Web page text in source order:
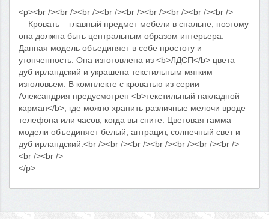
<p><br /><br /><br /><br /><br /><br /><br /><br /><br />
Кровать – главный предмет мебели в спальне, поэтому
она должна быть центральным образом интерьера.
Данная модель объединяет в себе простоту и
утонченность. Она изготовлена из <b>ЛДСП</b> цвета
дуб ирландский и украшена текстильным мягким
изголовьем. В комплекте с кроватью из серии
Александрия предусмотрен <b>текстильный накладной
карман</b>, где можно хранить различные мелочи вроде
телефона или часов, когда вы спите. Цветовая гамма
модели объединяет белый, антрацит, солнечный свет и
дуб ирландский.<br /><br /><br /><br /><br /><br /><br />
<br /><br />
</p>